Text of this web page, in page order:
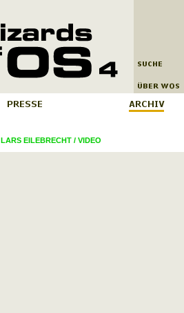
LARS EILEBRECHT / VIDEO